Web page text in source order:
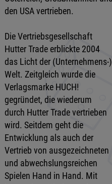
den USA vertrieben.
Die Vertriebsgesellschaft
Hutter Trade erblickte 2004
das Licht der (Unternehmens-)
Welt. Zeitgleich wurde die
Verlagsmarke HUCH!
gegründet, die wiederum
durch Hutter Trade vertrieben
wird. Seitdem geht die
Entwicklung als auch der
Vertrieb von ausgezeichneten
und abwechslungsreichen
Spielen Hand in Hand. Mit